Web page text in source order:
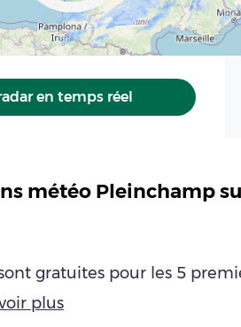
en temps réel
météo Pleinchamp
gratuites pour les 5
plus